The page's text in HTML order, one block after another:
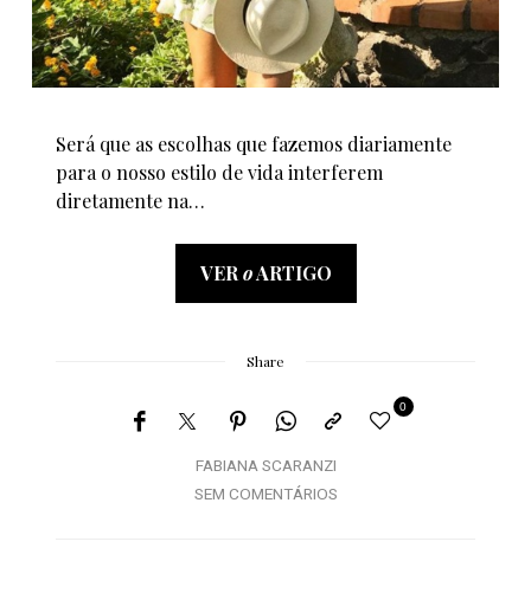
Será que as escolhas que fazemos diariamente
para o nosso estilo de vida interferem
diretamente na…
VER oARTIGO
Share
FABIANA SCARANZI
0
SEM COMENTÁRIOS